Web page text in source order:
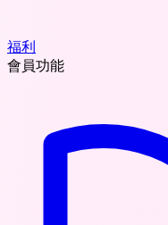
福利
會員功能